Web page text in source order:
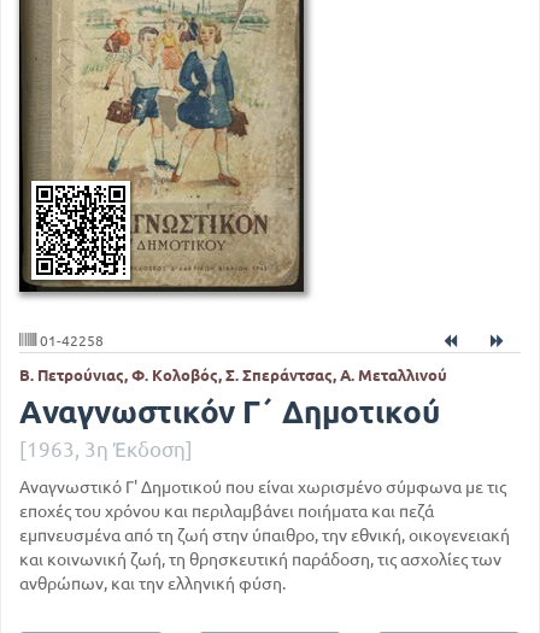
01-42258
Β. Πετρούνιας, Φ. Κολοβός, Σ. Σπεράντσας, Α. Μεταλλινού
Αναγνωστικόν Γ΄ Δημοτικού
[1963, 3η Έκδοση]
Αναγνωστικό Γ' Δημοτικού που είναι χωρισμένο σύμφωνα με τις
εποχές του χρόνου και περιλαμβάνει ποιήματα και πεζά
εμπνευσμένα από τη ζωή στην ύπαιθρο, την εθνική, οικογενειακή
και κοινωνική ζωή, τη θρησκευτική παράδοση, τις ασχολίες των
ανθρώπων, και την ελληνική φύση.